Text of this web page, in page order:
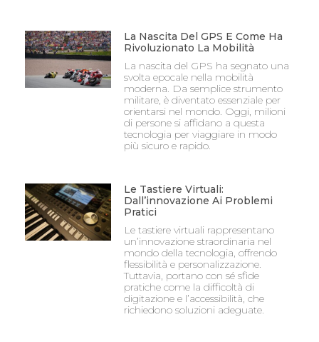
La Nascita Del GPS E Come Ha
Rivoluzionato La Mobilità
La nascita del GPS ha segnato una
svolta epocale nella mobilità
moderna. Da semplice strumento
militare, è diventato essenziale per
orientarsi nel mondo. Oggi, milioni
di persone si affidano a questa
tecnologia per viaggiare in modo
più sicuro e rapido.
Le Tastiere Virtuali:
Dall’innovazione Ai Problemi
Pratici
Le tastiere virtuali rappresentano
un’innovazione straordinaria nel
mondo della tecnologia, offrendo
flessibilità e personalizzazione.
Tuttavia, portano con sé sfide
pratiche come la difficoltà di
digitazione e l’accessibilità, che
richiedono soluzioni adeguate.